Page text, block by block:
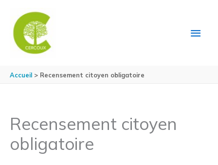
Accueil Recensement citoyen obligatoire
Recensement citoyen
obligatoire